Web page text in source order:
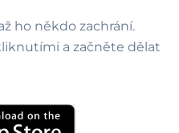
ho někdo zachrání.
a začněte dělat